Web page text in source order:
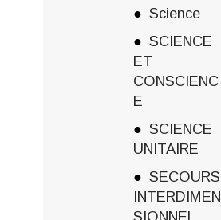
Science
SCIENCE
ET
CONSCIENC
E
SCIENCE
UNITAIRE
SECOURS
INTERDIMEN